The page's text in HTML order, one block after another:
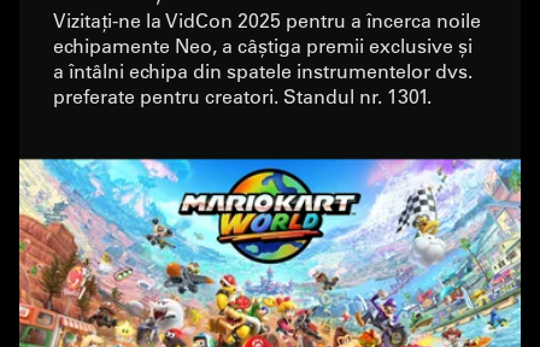
Vizitați-ne la VidCon 2025 pentru a încerca noile
echipamente Neo, a câștiga premii exclusive și
a întâlni echipa din spatele instrumentelor dvs.
preferate pentru creatori. Standul nr. 1301.